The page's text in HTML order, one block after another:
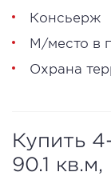
Консьерж
М/место в
Охрана
Купить
90.1